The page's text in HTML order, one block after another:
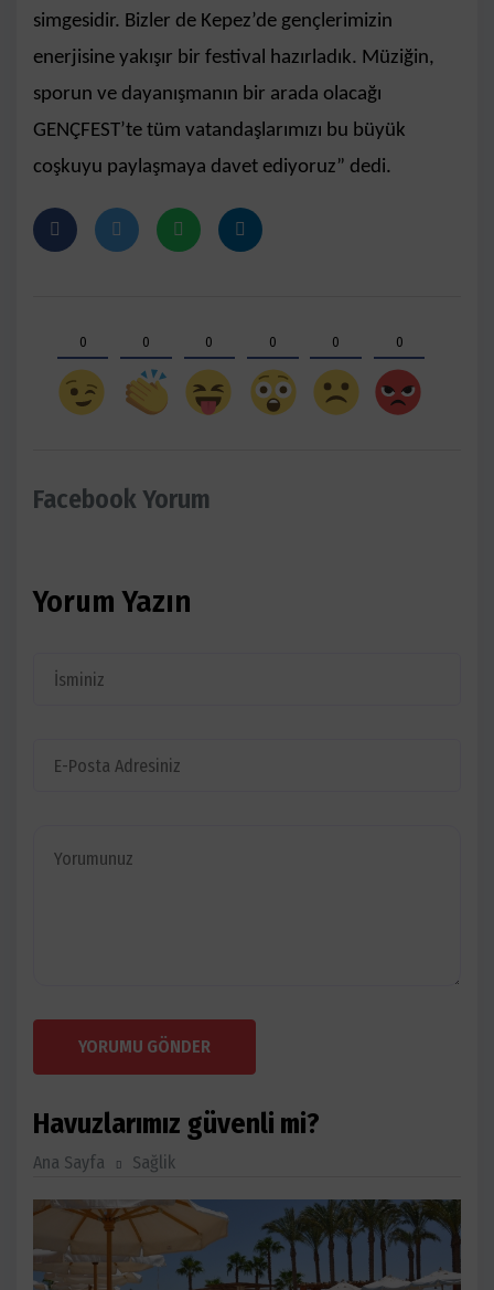
simgesidir. Bizler de Kepez’de gençlerimizin
enerjisine yakışır bir festival hazırladık. Müziğin,
sporun ve dayanışmanın bir arada olacağı
GENÇFEST’te tüm vatandaşlarımızı bu büyük
coşkuyu paylaşmaya davet ediyoruz” dedi.
0 0 0 0 0 0
Facebook Yorum
Yorum Yazın
YORUMU GÖNDER
Havuzlarımız güvenli mi?
Ana Sayfa Sağlik